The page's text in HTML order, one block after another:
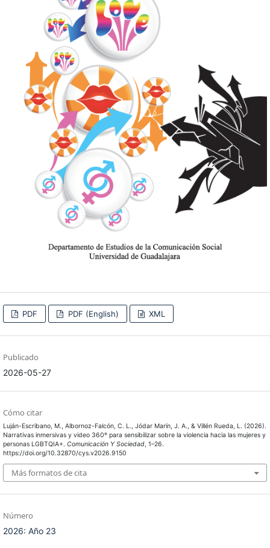
PDF PDF (English) XML
Publicado
2026-05-27
Cómo citar
Luján-Escribano, M., Albornoz-Falcón, C. L., Jódar Marín, J. A., & Villén Rueda, L. (2026).
Narrativas inmersivas y video 360º para sensibilizar sobre la violencia hacia las mujeres y
personas LGBTQIA+. Comunicación Y Sociedad, 1–26.
https://doi.org/10.32870/cys.v2026.9150
Más formatos de cita
Número
2026: Año 23